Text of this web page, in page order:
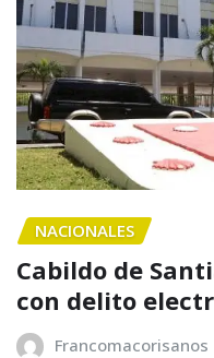
NACIONALES
Cabildo de
con delito
Francomacorisanos